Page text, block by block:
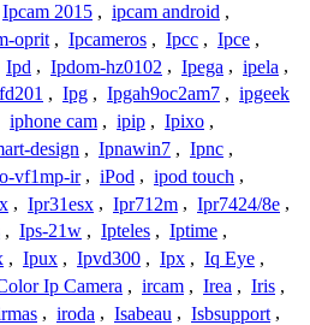
Ipcam 2015 , ipcam android ,
oprit , Ipcameros , Ipcc , Ipce ,
Ipd , Ipdom-hz0102 , Ipega , ipela ,
, Ipg , Ipgah9oc2am7 , ipgeek
iphone cam , ipip , Ipixo ,
design , Ipnawin7 , Ipnc ,
vf1mp-ir , iPod , ipod touch ,
, Ipr31esx , Ipr712m , Ipr7424/8e ,
, Ips-21w , Ipteles , Iptime ,
, Ipux , Ipvd300 , Ipx , Iq Eye ,
Ip Camera , ircam , Irea , Iris ,
, iroda , Isabeau , Isbsupport ,